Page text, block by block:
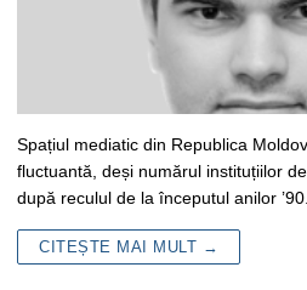
Spațiul mediatic din Republica
fluctuantă, deși numărul instituțiilor
după reculul de la începutul anilor
CITEȘTE MAI MULT →